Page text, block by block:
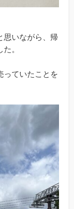
思いながら、帰
。
っていたことを